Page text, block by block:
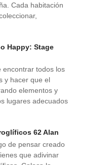
Cada habitación
Happy: Stage
encontrar todos los
y hacer que el
elementos y
lugares adecuados
62 Alan
de pensar creado
que adivinar